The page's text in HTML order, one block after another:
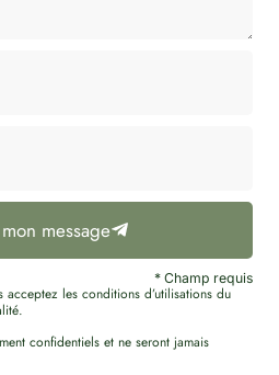
message
* Champ requis
acceptez les conditions d’utilisations du
confidentiels et ne seront jamais